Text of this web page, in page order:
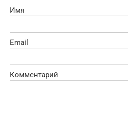
Имя
Email
Комментарий